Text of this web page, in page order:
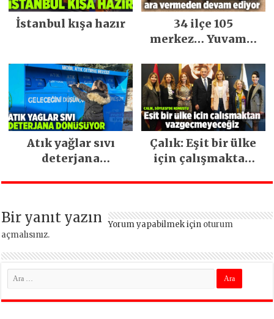
İstanbul kışa hazır
34 ilçe 105
merkez… Yuvamız
ara vermeden
devam ediyor
Atık yağlar sıvı
deterjana
Çalık: Eşit bir ülke
için çalışmaktan
Bir yanıt yazın Yorum yapabilmek için oturum
açmalısınız.